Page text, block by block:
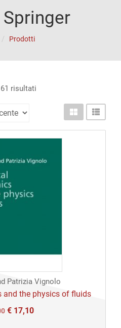
Springer
Prodotti
risultati
al
recente
Patrizia Vignolo
the physics of fluids
Il€17,10